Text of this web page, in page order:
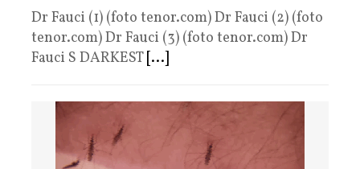
Dr Fauci (1) (foto tenor.com) Dr Fauci (2) (foto
tenor.com) Dr Fauci (3) (foto tenor.com) Dr
Fauci S DARKEST [...]